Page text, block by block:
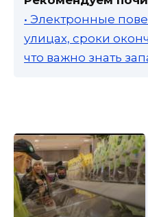
• Электронные
улицах, сроки
что важно знать